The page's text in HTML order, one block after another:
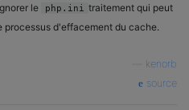
le php.ini
traitement qui peut
processus d'effacement du cache.
kenorb
source